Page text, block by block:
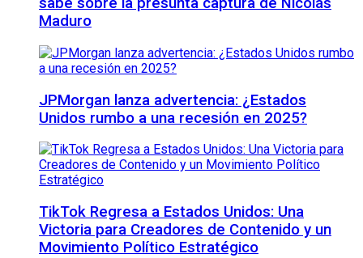
Maduro
JPMorgan lanza advertencia: ¿Estados
Unidos rumbo a una recesión en 2025?
TikTok Regresa a Estados Unidos: Una
Victoria para Creadores de Contenido y un
Movimiento Político Estratégico